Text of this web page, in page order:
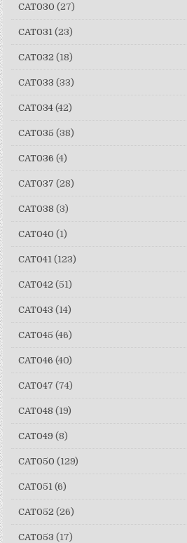
CAT030 (27)
CAT031 (23)
CAT032 (18)
CAT033 (33)
CAT034 (42)
CAT035 (38)
CAT036 (4)
CAT037 (28)
CAT038 (3)
CAT040 (1)
CAT041 (123)
CAT042 (51)
CAT043 (14)
CAT045 (46)
CAT046 (40)
CAT047 (74)
CAT048 (19)
CAT049 (8)
CAT050 (129)
CAT051 (6)
CAT052 (26)
CAT053 (17)